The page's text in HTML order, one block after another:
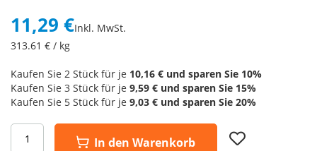
11,29 €Inkl. MwSt.
313.61 € / kg
Kaufen Sie 2 Stück für je 10,16 € und sparen Sie 10%
Kaufen Sie 3 Stück für je 9,59 € und sparen Sie 15%
Kaufen Sie 5 Stück für je 9,03 € und sparen Sie 20%
In den Warenkorb
images
gallery